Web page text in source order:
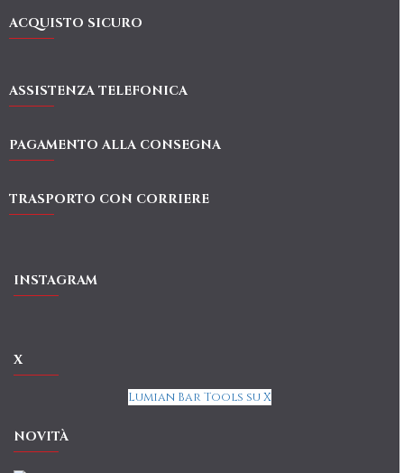
ACQUISTO SICURO
ASSISTENZA TELEFONICA
PAGAMENTO ALLA CONSEGNA
TRASPORTO CON CORRIERE
INSTAGRAM
X
Lumian Bar Tools su X
NOVITÀ